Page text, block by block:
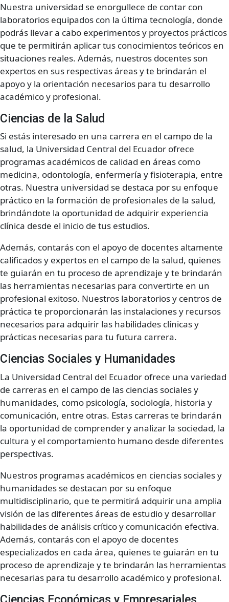
Nuestra universidad se enorgullece de contar con
laboratorios equipados con la última tecnología, donde
podrás llevar a cabo experimentos y proyectos prácticos
que te permitirán aplicar tus conocimientos teóricos en
situaciones reales. Además, nuestros docentes son
expertos en sus respectivas áreas y te brindarán el
apoyo y la orientación necesarios para tu desarrollo
académico y profesional.
Ciencias de la Salud
Si estás interesado en una carrera en el campo de la
salud, la Universidad Central del Ecuador ofrece
programas académicos de calidad en áreas como
medicina, odontología, enfermería y fisioterapia, entre
otras. Nuestra universidad se destaca por su enfoque
práctico en la formación de profesionales de la salud,
brindándote la oportunidad de adquirir experiencia
clínica desde el inicio de tus estudios.
Además, contarás con el apoyo de docentes altamente
calificados y expertos en el campo de la salud, quienes
te guiarán en tu proceso de aprendizaje y te brindarán
las herramientas necesarias para convertirte en un
profesional exitoso. Nuestros laboratorios y centros de
práctica te proporcionarán las instalaciones y recursos
necesarios para adquirir las habilidades clínicas y
prácticas necesarias para tu futura carrera.
Ciencias Sociales y Humanidades
La Universidad Central del Ecuador ofrece una variedad
de carreras en el campo de las ciencias sociales y
humanidades, como psicología, sociología, historia y
comunicación, entre otras. Estas carreras te brindarán
la oportunidad de comprender y analizar la sociedad, la
cultura y el comportamiento humano desde diferentes
perspectivas.
Nuestros programas académicos en ciencias sociales y
humanidades se destacan por su enfoque
multidisciplinario, que te permitirá adquirir una amplia
visión de las diferentes áreas de estudio y desarrollar
habilidades de análisis crítico y comunicación efectiva.
Además, contarás con el apoyo de docentes
especializados en cada área, quienes te guiarán en tu
proceso de aprendizaje y te brindarán las herramientas
necesarias para tu desarrollo académico y profesional.